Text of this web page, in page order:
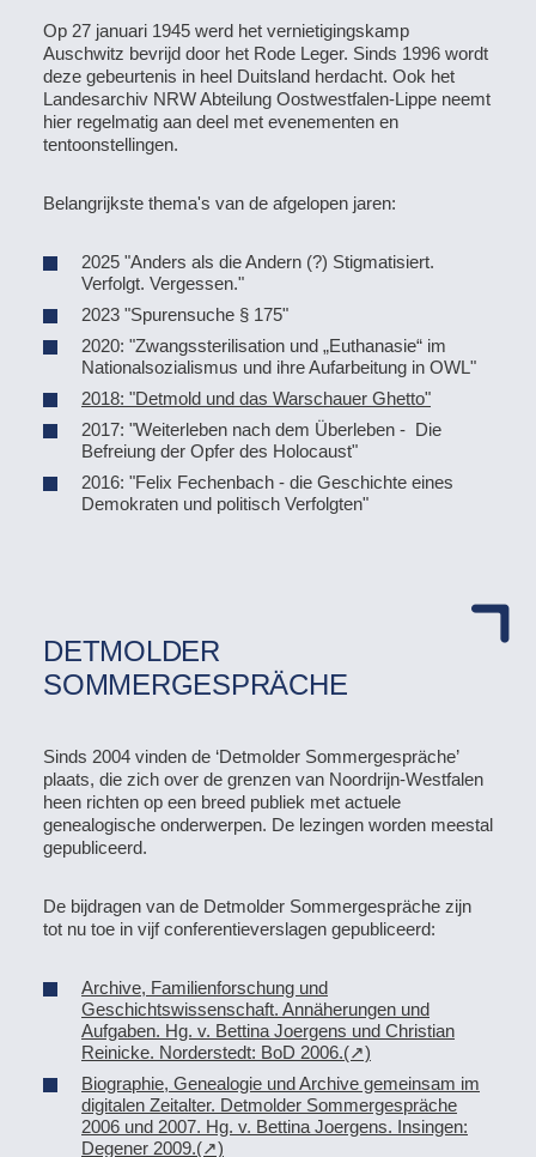
Op 27 januari 1945 werd het vernietigingskamp
Auschwitz bevrijd door het Rode Leger. Sinds 1996 wordt
deze gebeurtenis in heel Duitsland herdacht. Ook het
Landesarchiv NRW Abteilung Oostwestfalen-Lippe neemt
hier regelmatig aan deel met evenementen en
tentoonstellingen.
Belangrijkste thema's van de afgelopen jaren:
2025 "Anders als die Andern (?) Stigmatisiert.
Verfolgt. Vergessen."
2023 "Spurensuche § 175"
2020: "Zwangssterilisation und „Euthanasie“ im
Nationalsozialismus und ihre Aufarbeitung in OWL"
2018: "Detmold und das Warschauer Ghetto"
2017: "Weiterleben nach dem Überleben - Die
Befreiung der Opfer des Holocaust"
2016: "Felix Fechenbach - die Geschichte eines
Demokraten und politisch Verfolgten"
DETMOLDER
SOMMERGESPRÄCHE
Sinds 2004 vinden de ‘Detmolder Sommergespräche’
plaats, die zich over de grenzen van Noordrijn-Westfalen
heen richten op een breed publiek met actuele
genealogische onderwerpen. De lezingen worden meestal
gepubliceerd.
De bijdragen van de Detmolder Sommergespräche zijn
tot nu toe in vijf conferentieverslagen gepubliceerd:
Archive, Familienforschung und
Geschichtswissenschaft. Annäherungen und
Aufgaben. Hg. v. Bettina Joergens und Christian
Reinicke. Norderstedt: BoD 2006.
Biographie, Genealogie und Archive gemeinsam im
digitalen Zeitalter. Detmolder Sommergespräche
2006 und 2007. Hg. v. Bettina Joergens. Insingen:
Degener 2009.